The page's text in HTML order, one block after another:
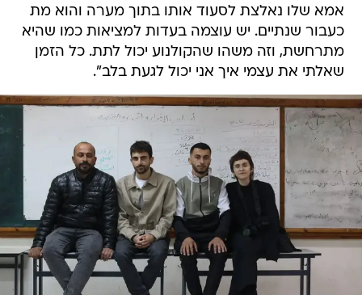
אמא שלו נאלצת לסעוד אותו בתוך מערה והוא מת
כעבור שנתיים. יש עוצמה בעדות למציאות כמו שהיא
מתרחשת, וזה משהו שהקולנוע יכול לתת. כל הזמן
שאלתי את עצמי איך אני יכול לגעת בלב".